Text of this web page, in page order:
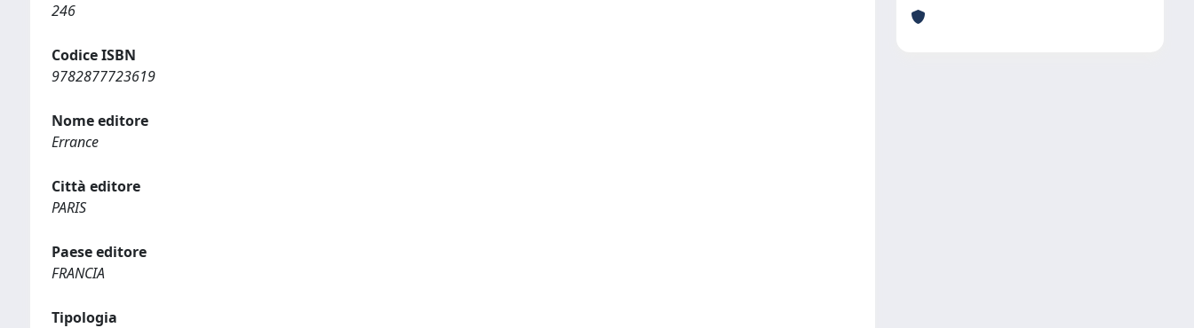
246
Codice ISBN
9782877723619
Nome editore
Errance
Città editore
PARIS
Paese editore
FRANCIA
Tipologia